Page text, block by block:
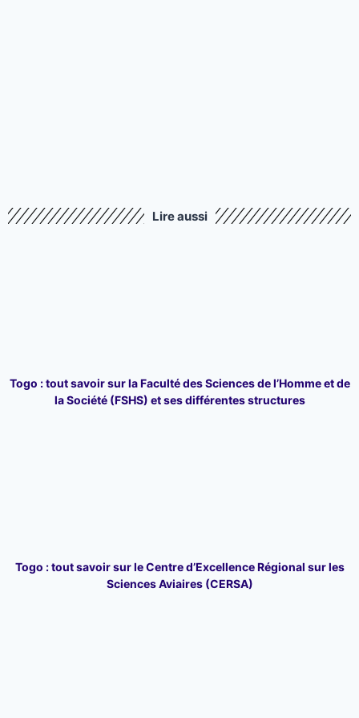
Lire aussi
Togo : tout savoir sur la Faculté des Sciences de l’Homme et de
la Société (FSHS) et ses différentes structures
Togo : tout savoir sur le Centre d’Excellence Régional sur les
Sciences Aviaires (CERSA)